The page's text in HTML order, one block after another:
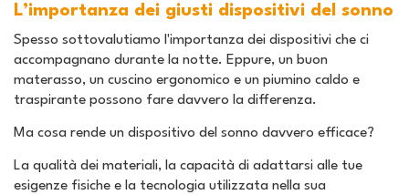
L’importanza dei giusti dispositivi del sonno
Spesso sottovalutiamo l'importanza dei dispositivi che ci
accompagnano durante la notte. Eppure, un buon
materasso, un cuscino ergonomico e un piumino caldo e
traspirante possono fare davvero la differenza.
Ma cosa rende un dispositivo del sonno davvero efficace?
La qualità dei materiali, la capacità di adattarsi alle tue
esigenze fisiche e la tecnologia utilizzata nella sua